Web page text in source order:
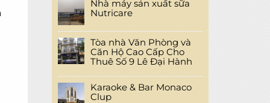
Nhà máy sản xuất sữa
Nutricare
Tòa nhà Văn Phòng và
Căn Hộ Cao Cấp Cho
Thuê Số 9 Lê Đại Hành
Karaoke & Bar Monaco
Clup